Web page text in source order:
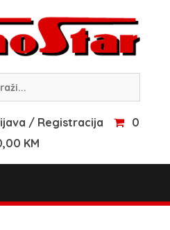
/ Registracija
0
KM